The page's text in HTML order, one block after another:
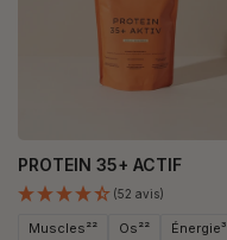
PROTEIN 35+ ACTIF
(52 avis)
Muscles²² Os²²
Énergie³